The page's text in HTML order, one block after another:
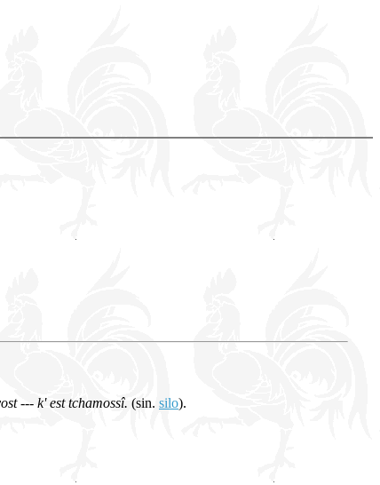
--- k' est tchamossî. (sin. silo).